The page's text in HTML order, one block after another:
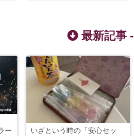
最新記事 -
ー
いざという時の「安心セッ